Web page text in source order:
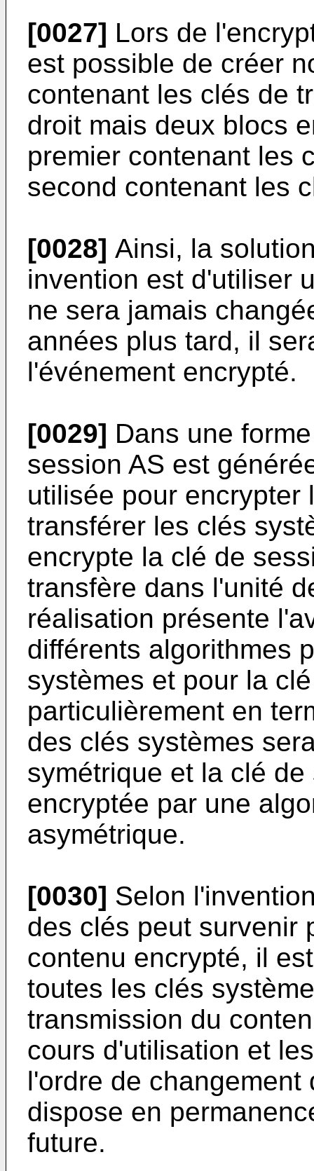
[0027] Lors de
est possible de créer
contenant les clés de
droit mais deux blocs
premier contenant les
second contenant les
[0028] Ainsi, la
invention est d'utiliser
ne sera jamais
années plus tard, il
l'événement encrypté.
[0029] Dans une
session AS est
utilisée pour encrypter
transférer les clés
encrypte la clé de
transfère dans l'unité
réalisation présente
différents algorithmes
systèmes et pour la
particulièrement en
des clés systèmes
symétrique et la clé
encryptée par une
asymétrique.
[0030] Selon
des clés peut survenir
contenu encrypté, il
toutes les clés
transmission du
cours d'utilisation et
l'ordre de
dispose en
future.